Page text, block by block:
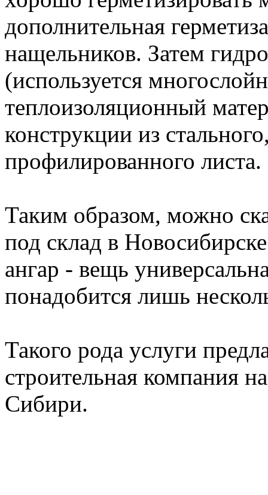
дополнительная
нащельников. Затем
(используется
теплоизоляционный
конструкции из
профилированного листа.
Таким образом, можно
под склад в
ангар - вещь
понадобится лишь
Такого рода услуги
строительная компания
Сибири.